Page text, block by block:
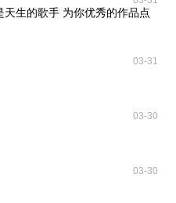
生的歌手 为你优秀的作品点
03-31
03-30
03-30